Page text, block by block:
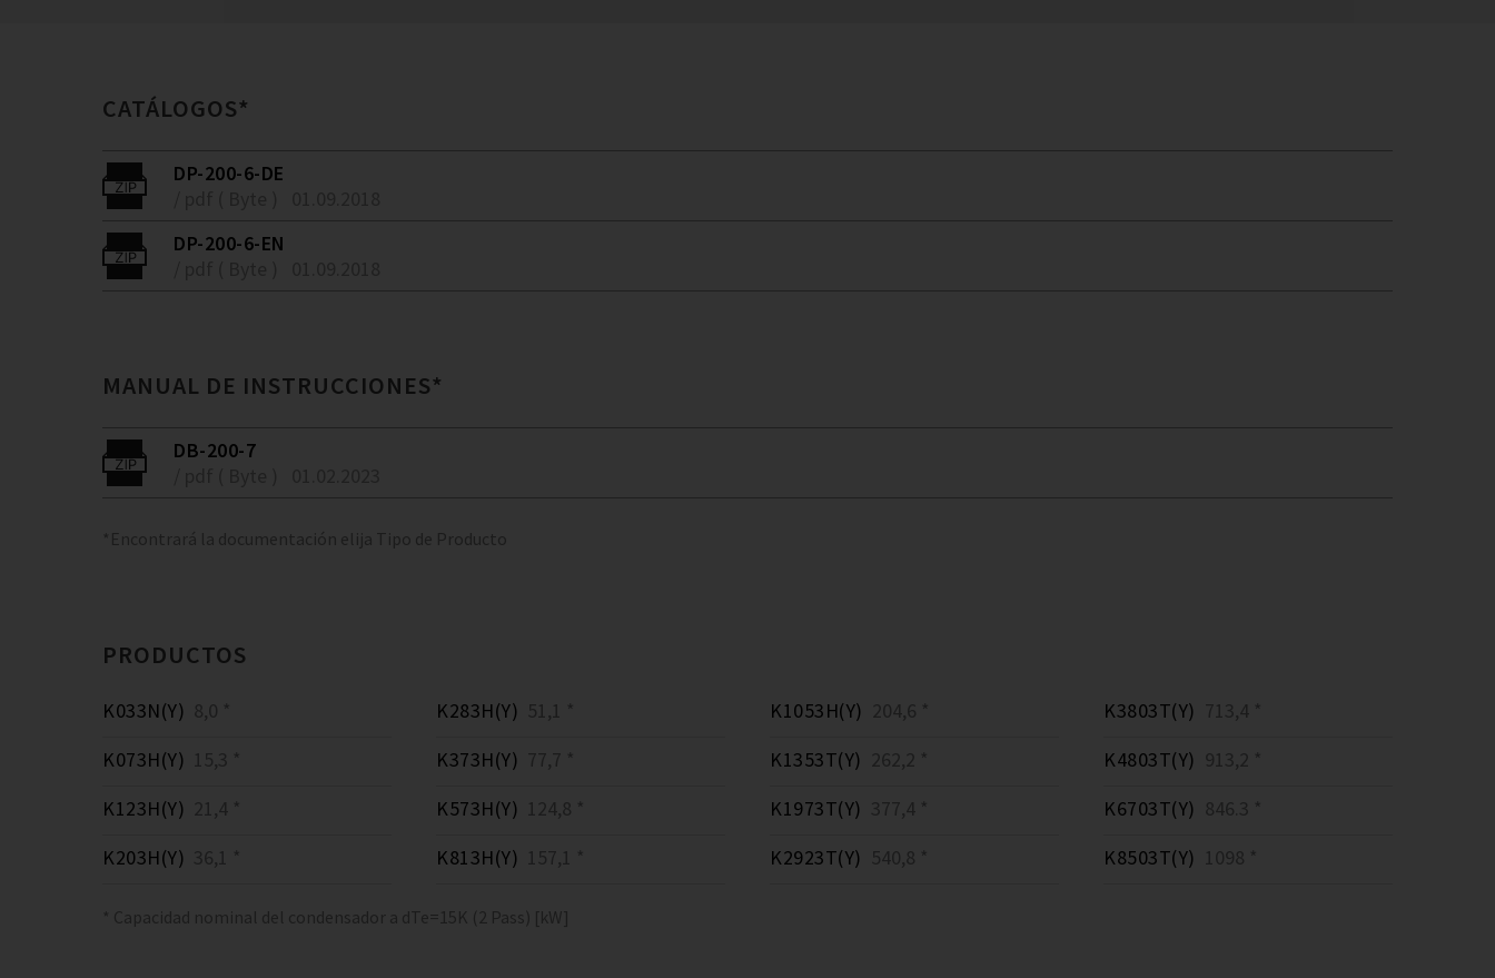
CATÁLOGOS*
DP-200-6-DE
DP-200-6-EN
MANUAL DE INSTRUCCIONES*
DB-200-7
*Encontrará la documentación elija Tipo de Producto
PRODUCTOS
K033N(Y) 8,0 *
K073H(Y) 15,3 *
K123H(Y) 21,4 *
K203H(Y) 36,1 *
K283H(Y) 51,1 *
K373H(Y) 77,7 *
K573H(Y) 124,8 *
K813H(Y) 157,1 *
K1053H(Y) 204,6 *
K1353T(Y) 262,2 *
K1973T(Y) 377,4 *
K2923T(Y) 540,8 *
K3803T(Y) 713,4 *
K4803T(Y) 913,2 *
K6703T(Y) 846.3 *
K8503T(Y) 1098 *
* Capacidad nominal del condensador a dTe=15K (2 Pass) [kW]